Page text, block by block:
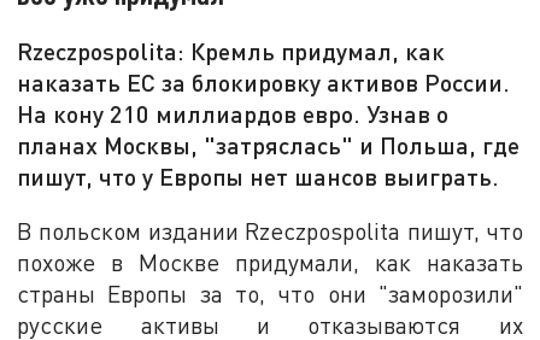
Rzeczpospolita: Кремль придумал, как
наказать EC за блокировку активов России.
На кону 210 миллиардов евро. Узнав о
планах Москвы, "затряслась" и Польша, где
пишут, что у Европы нет шансов выиграть.
В польском издании Rzeczpospolita пишут, что
похоже в Москве придумали, как наказать
страны Европы за то, что они "заморозили"
русские активы и отказываются их